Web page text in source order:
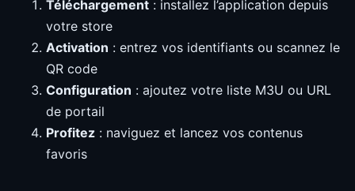
Téléchargement : installez l’application depuis
votre store
Activation : entrez vos identifiants ou scannez le
QR code
Configuration : ajoutez votre liste M3U ou URL
de portail
Profitez : naviguez et lancez vos contenus
favoris